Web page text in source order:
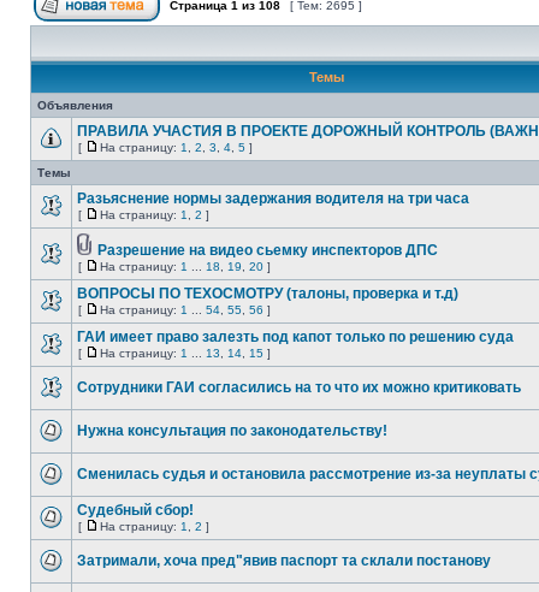
Страница 1 из 108 [ Тем: 2695 ]
Темы
Объявления
ПРАВИЛА УЧАСТИЯ В ПРОЕКТЕ ДОРОЖНЫЙ КОНТРОЛЬ
[ На страницу: 1 2 3 4 5 ]
Темы
Разьяснение нормы задержания водителя на три часа
[ На страницу: 1 2 ]
Разрешение на видео сьемку инспекторов ДПС
[ На страницу: 1 18 19 20 ]
ВОПРОСЫ ПО ТЕХОСМОТРУ (талоны, проверка и т.д)
[ На страницу: 1 54 55 56 ]
ГАИ имеет право залезть под капот только по решению суда
[ На страницу: 1 13 14 15 ]
Сотрудники ГАИ согласились на то что их можно критиковать
Нужна консультация по законодательству!
Сменилась судья и остановила рассмотрение из-за неуплаты
Судебный сбор!
[ На страницу: 1 2 ]
Затримали, хоча пред"явив паспорт та склали постанову